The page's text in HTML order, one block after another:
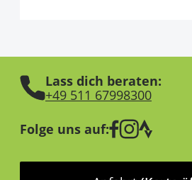
Lass dich beraten:
+49 511 67998300
Folge uns auf: